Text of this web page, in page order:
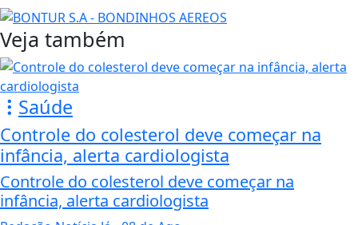
Veja também
Saúde
Controle do colesterol deve começar na
infância, alerta cardiologista
Controle do colesterol deve começar na
infância, alerta cardiologista